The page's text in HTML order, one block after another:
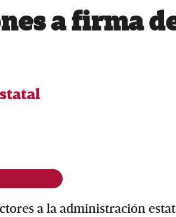
a firma
a la administración